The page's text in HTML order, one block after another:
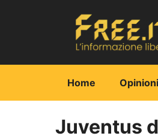
Home Opinioni
Juventus